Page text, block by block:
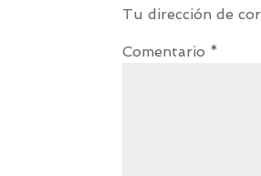
Tu dirección de
Comentario *